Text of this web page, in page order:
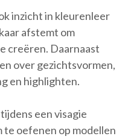
inzicht in kleurenleer
afstemt om
creëren. Daarnaast
over gezichtsvormen,
en highlighten.
een visagie
te oefenen op modellen